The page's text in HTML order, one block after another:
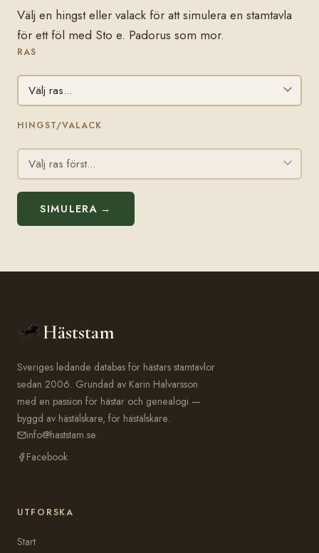
Välj en hingst eller valack för att simulera en stamtavla
för ett föl med Sto e. Padorus som mor.
RAS
HINGST/VALACK
SIMULERA →
Häststam
Sveriges ledande databas för hästars stamtavlor
sedan 2006. Grundad av Karin Halvarsson
med en passion för hästar och genealogi —
byggd av hästälskare, för hästälskare.
info@haststam.se
Facebook
UTFORSKA
Start